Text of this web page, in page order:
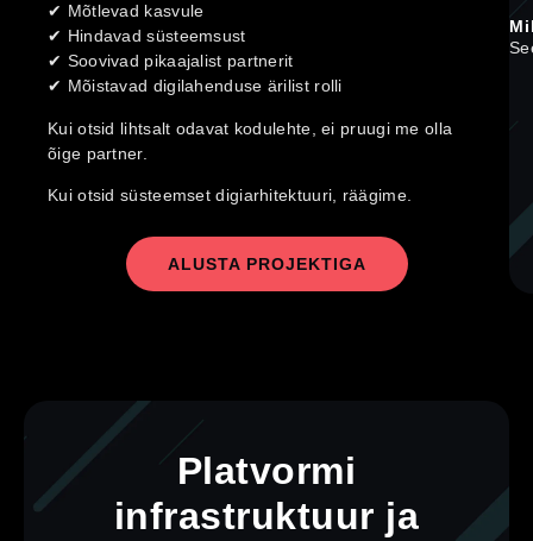
✔ Mõtlevad kasvule
✔ Hindavad süsteemsust
✔ Soovivad pikaajalist partnerit
✔ Mõistavad digilahenduse ärilist rolli
Kui otsid lihtsalt odavat kodulehte, ei pruugi me olla
õige partner.
Kui otsid süsteemset digiarhitektuuri, räägime.
ALUSTA PROJEKTIGA
Platvormi
infrastruktuur ja